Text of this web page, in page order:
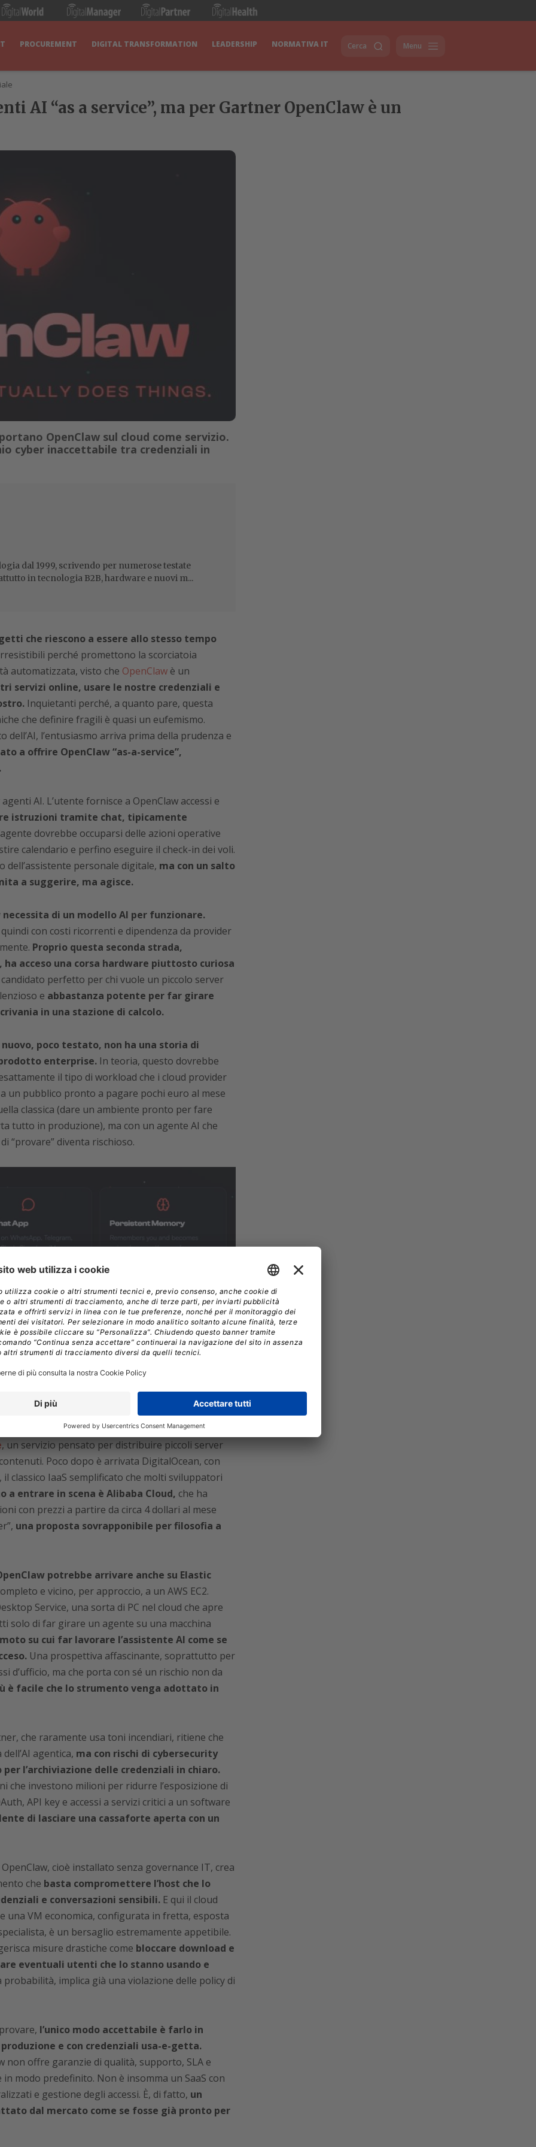
PROCUREMENT DIGITAL TRANSFORMATION LEADERSHIP NORMATIVA IT Cerca Menu
AI “as a service”, ma per Gartner OpenClaw è un
OpenClaw sul cloud come servizio.
cyber inaccettabile tra credenziali in
dal 1999, scrivendo per numerose testate
in tecnologia B2B, hardware e nuovi m...
che riescono a essere allo stesso tempo
perché promettono la scorciatoia
automatizzata, visto che OpenClawè un
servizi online, usare le nostre credenziali e
Inquietanti perché, a quanto pare, questa
che definire fragili è quasi un eufemismo.
dell’AI, l’entusiasmo arriva prima della prudenza e
a offrire OpenClaw “as-a-service”,
AI. L’utente fornisce a OpenClaw accessi e
istruzioni tramite chat, tipicamente
dovrebbe occuparsi delle azioni operative
calendario e perfino eseguire il check-in dei voli.
dell’assistente personale digitale, ma con un salto
a suggerire, ma agisce.
di un modello AI per funzionare.
con costi ricorrenti e dipendenza da provider
Proprio questa seconda strada,
acceso una corsa hardware piuttosto curiosa
perfetto per chi vuole un piccolo server
e abbastanza potente per far girare
in una stazione di calcolo.
nuovo, poco testato, non ha una storia di
enterprise.In teoria, questo dovrebbe
il tipo di workload che i cloud provider
un pubblico pronto a pagare pochi euro al mese
classica (dare un ambiente pronto per fare
tutto in produzione), ma con un agente AI che
“provare” diventa rischioso.
tra i primi a muoversi rilasciandoun tool di
, un servizio pensato per distribuire piccoli server
Poco dopo è arrivata DigitalOcean, con
classico IaaS semplificato che molti sviluppatori
a entrare in scena è Alibaba Cloud, che ha
con prezzi a partire da circa 4 dollari al mese
una proposta sovrapponibile per filosofia a
potrebbe arrivare anche su Elastic
e vicino, per approccio, a un AWS EC2.
Service, una sorta di PC nel cloud che apre
solo di far girare un agente su una macchina
su cui far lavorare l’assistente AI come se
Una prospettiva affascinante, soprattutto per
d’ufficio, ma che porta con sé un rischio non da
è facile che lo strumento venga adottato in
che raramente usa toni incendiari, ritiene che
agentica, ma con rischi di cybersecurity
l’archiviazione delle credenziali in chiaro.
che investono milioni per ridurre l’esposizione di
API key e accessi a servizi critici a un software
di lasciare una cassaforte aperta con un
cioè installato senza governance IT, crea
che basta compromettere l’host che lo
e conversazioni sensibili.E qui il cloud
una VM economica, configurata in fretta, esposta
è un bersaglio estremamente appetibile.
misure drastiche come bloccare download e
eventuali utenti che lo stanno usando e
probabilità, implica già una violazione delle policy di
l’unico modo accettabile è farlo in
e con credenziali usa-e-getta.
non offre garanzie di qualità, supporto, SLA e
modo predefinito. Non è insomma un SaaS con
e gestione degli accessi. È, di fatto, un
dal mercato come se fosse già pronto per